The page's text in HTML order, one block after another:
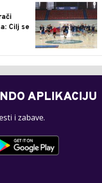
0
Cilj se
APLIKACIJU
i zabave.